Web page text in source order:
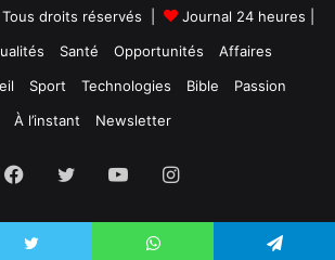
droits réservés | Journal 24 heures
Santé Opportunités
Affaires
Sport Technologies Bible
Passion
À l’instant
Newsletter
Facebook
TwitterYouTubeInstagram